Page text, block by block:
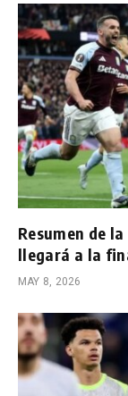
Resumen de
llegará a la
MAY 8, 2026